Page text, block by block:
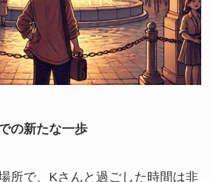
の新たな一歩
所で、Kさんと過ごした時間は非